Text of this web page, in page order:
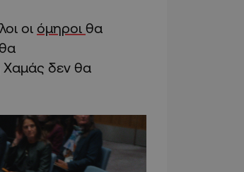
οι όμηροι θα
Χαμάς δεν θα